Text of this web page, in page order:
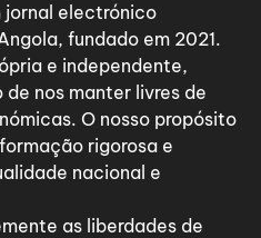
jornal electrónico
fundado em 2021.
e independente,
de nos manter livres de
O nosso propósito
rigorosa e
nacional e
as liberdades de